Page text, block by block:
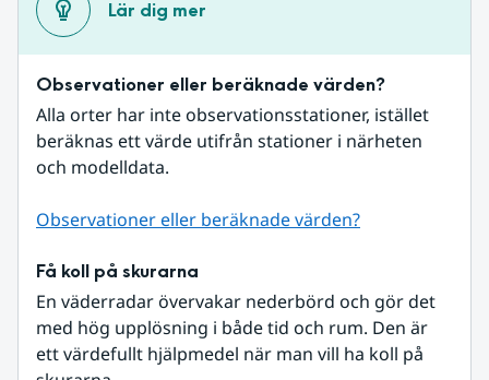
Lär dig mer
Observationer eller beräknade värden?
Alla orter har inte observationsstationer, istället
beräknas ett värde utifrån stationer i närheten
och modelldata.
Observationer eller beräknade värden?
Få koll på skurarna
En väderradar övervakar nederbörd och gör det
med hög upplösning i både tid och rum. Den är
ett värdefullt hjälpmedel när man vill ha koll på